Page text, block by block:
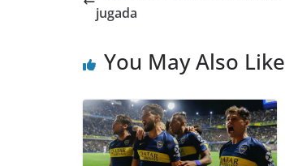
jugada
You May Also Like